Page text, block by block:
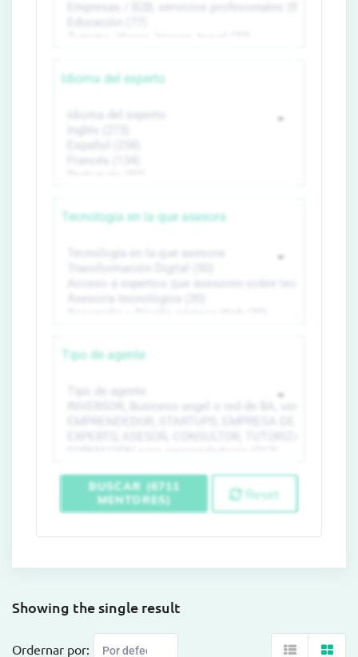
Idioma del experto
Tecnología en la que asesora
Tipo de agente
BUSCAR (6711
MENTORES)
Reset
Showing the single result
Ordernar por: